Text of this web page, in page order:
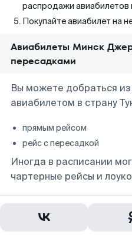
распродажи
Покупайте авиабилет на
Авиабилеты Минск
пересадками
Вы можете добраться
авиабилетом в страну
прямым рейсом
рейс с пересадкой
Иногда в расписании
чартерные рейсы и